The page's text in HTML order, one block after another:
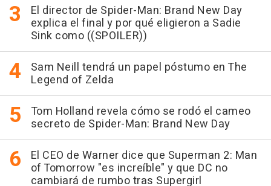
El director de Spider-Man: Brand New Day
explica el final y por qué eligieron a Sadie
Sink como ((SPOILER))
Sam Neill tendrá un papel póstumo en The
Legend of Zelda
Tom Holland revela cómo se rodó el cameo
secreto de Spider-Man: Brand New Day
El CEO de Warner dice que Superman 2: Man
of Tomorrow "es increíble" y que DC no
cambiará de rumbo tras Supergirl